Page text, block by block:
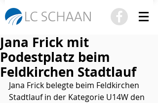
Jana Frick mit
Podestplatz beim
Feldkirchen Stadtlauf
Jana Frick belegte beim Feldkirchen
Stadtlauf in der Kategorie U14W den